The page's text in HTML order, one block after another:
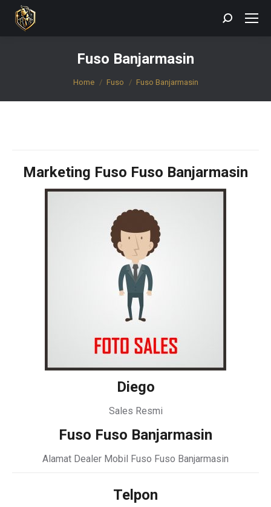
Search:
Fuso Banjarmasin
You are here:
Home Fuso Fuso Banjarmasin
Marketing Fuso Fuso Banjarmasin
Diego
Sales Resmi
Fuso Fuso Banjarmasin
Alamat Dealer Mobil Fuso Fuso Banjarmasin
Telpon